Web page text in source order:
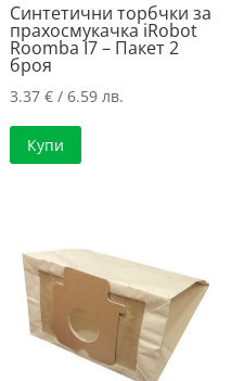
Синтетични торбчки за
прахосмукачка iRobot
Roomba I7 – Пакет 2
броя
3.37€ / 6.59 лв.
Купи